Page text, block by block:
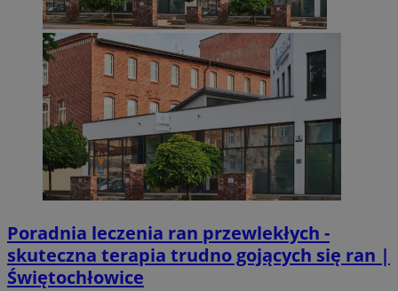
Poradnia leczenia ran przewlekłych -
skuteczna terapia trudno gojących się ran |
Świętochłowice